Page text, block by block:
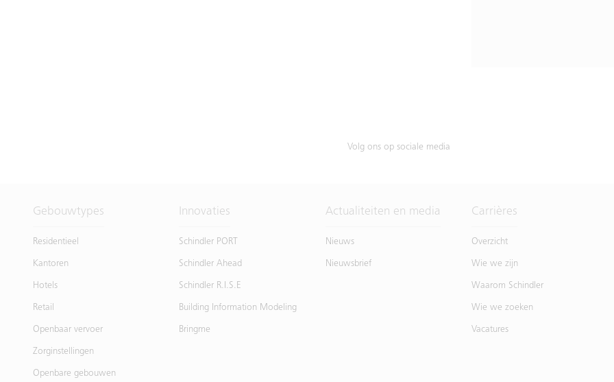
Volg ons op sociale media
Gebouwtypes
Residentieel
Kantoren
Hotels
Retail
Openbaar vervoer
Zorginstellingen
Openbare gebouwen
Innovaties
Schindler PORT
Schindler Ahead
Schindler R.I.S.E
Building Information Modeling
Bringme
Actualiteiten en media
Nieuws
Nieuwsbrief
Carrières
Overzicht
Wie we zijn
Waarom Schindler
Wie we zoeken
Vacatures